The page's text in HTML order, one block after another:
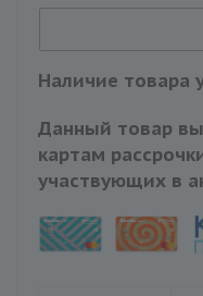
Наличие товара
Данный товар
картам
участвующих в